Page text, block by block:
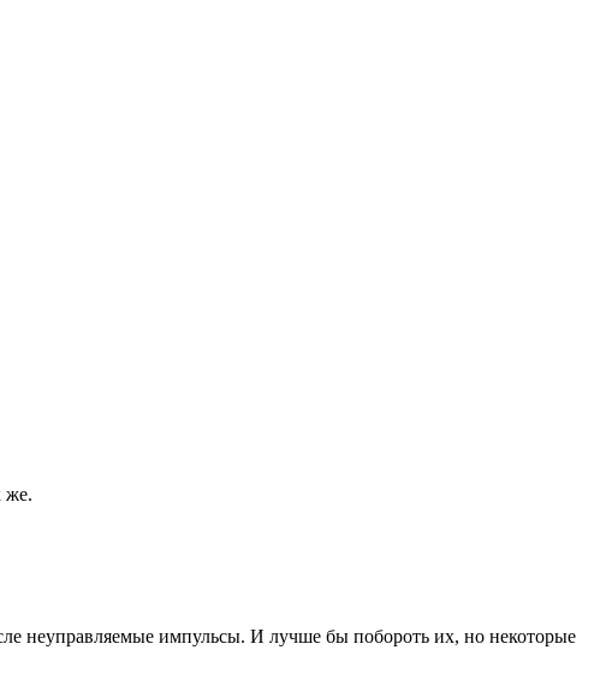
же.
неуправляемые импульсы. И лучше бы побороть их, но некоторые